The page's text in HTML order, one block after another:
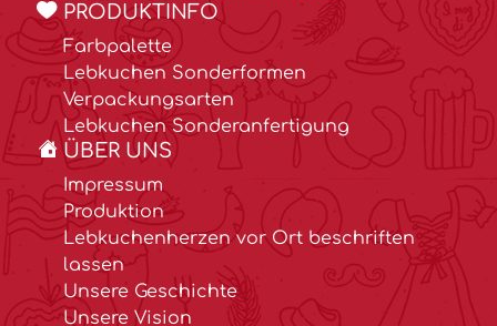
PRODUKTINFO
Farbpalette
Lebkuchen Sonderformen
Verpackungsarten
Lebkuchen Sonderanfertigung
ÜBER UNS
Impressum
Produktion
Lebkuchenherzen vor Ort beschriften
lassen
Unsere Geschichte
Unsere Vision